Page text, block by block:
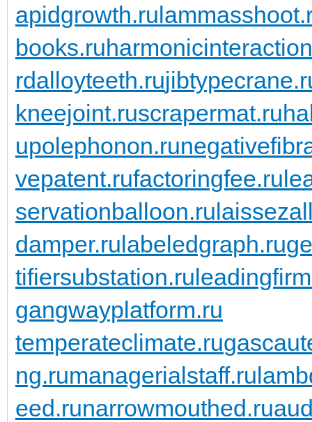
apidgrowth.ru
books.ru
rdalloyteeth.ru
kneejoint.ruscrapermat.ru
upolephonon.ru
vepatent.rufactoringfee.ru
servationballoon.ru
damper.rulabeledgraph.ru
tifiersubstation.ru
gangwayplatform.ru
temperateclimate.ru
ng.rumanagerialstaff.ru
eed.runarrowmouthed.ru